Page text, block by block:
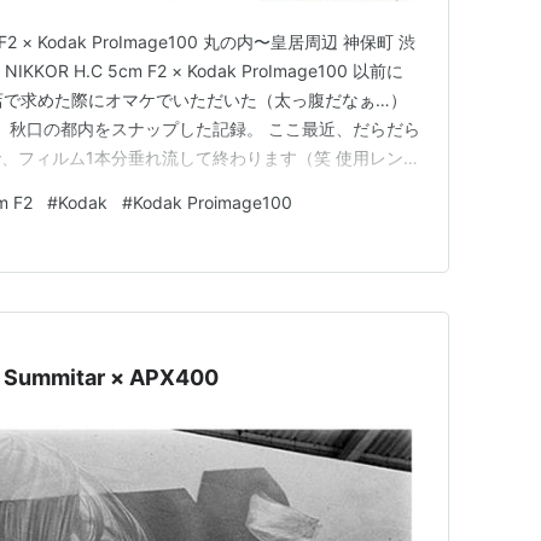
× Kodak ProImage100 丸の内〜皇居周辺 神保町 渋
H.C 5cm F2 × Kodak ProImage100 以前に
求めた際にオマケでいただいた（太っ腹だなぁ…）
口の都内をスナップした記録。 ここ最近、だらだら
フィルム1本分垂れ流して終わります（笑 使用レンズ
F2 #Kodak #Kodak Proimage100
× APX400